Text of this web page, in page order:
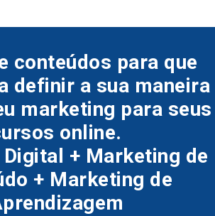
conteúdos para que
definir a sua maneira
marketing para seus
online.
+ Marketing de
+ Marketing de